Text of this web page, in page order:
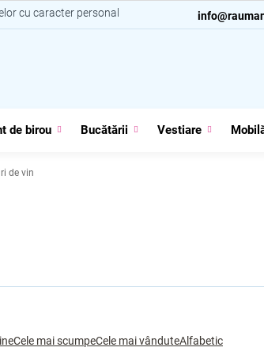
cu caracter personal
de birou Bucătării Vestiare
de vin
Cele mai scumpeCele mai vânduteAlfabetic